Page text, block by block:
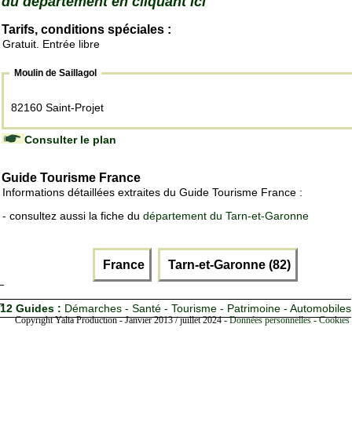
Tarifs, conditions spéciales :
Gratuit. Entrée libre
Moulin de Saillagol
82160 Saint-Projet
Consulter le plan
Guide Tourisme France
Informations détaillées extraites du Guide Tourisme France :
- consultez aussi la fiche du département du Tarn-et-Garonne
France Tarn-et-Garonne (82)
12 Guides : Démarches - Santé - Tourisme - Patrimoine - Automobiles
Copyright Yalta Production - Janvier 2013 / juillet 2024 -Données personnelles -